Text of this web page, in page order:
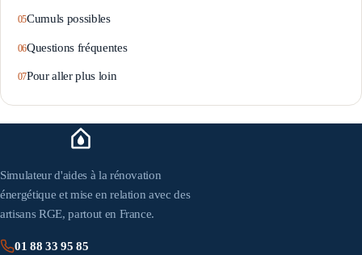
Cumuls possibles
Questions fréquentes
Pour aller plus loin
Simulateur d'aides à la rénovation
énergétique et mise en relation avec des
artisans RGE, partout en France.
01 88 33 95 85